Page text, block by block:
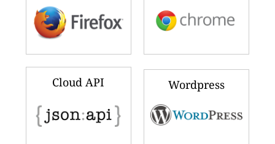
Wordpress
Cloud API